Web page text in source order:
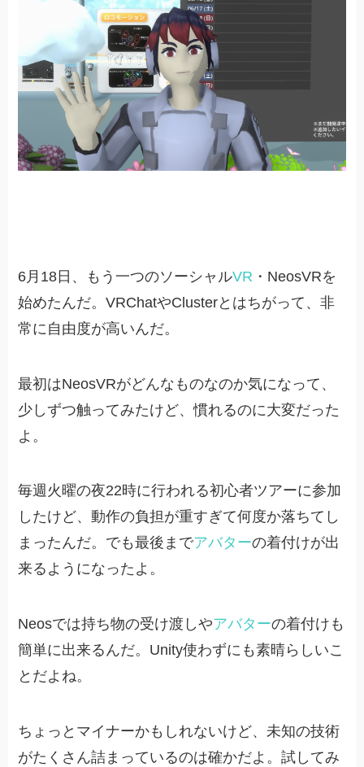
6月18日、もう一つのソーシャルVR ・NeosVRを
始めたんだ。VRChatやClusterとはちがって、非
常に自由度が高いんだ。
最初はNeosVRがどんなものなのか気になって、
少しずつ触ってみたけど、慣れるのに大変だった
よ。
毎週火曜の夜22時に行われる初心者ツアーに参加
したけど、動作の負担が重すぎて何度か落ちてし
まったんだ。でも最後までアバターの着付けが出
来るようになったよ。
Neosでは持ち物の受け渡しやアバターの着付けも
簡単に出来るんだ。Unity使わずにも素晴らしいこ
とだよね。
ちょっとマイナーかもしれないけど、未知の技術
がたくさん詰まっているのは確かだよ。試してみ